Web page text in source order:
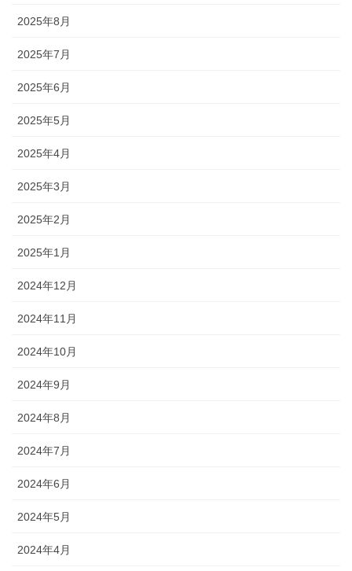
2025年8月
2025年7月
2025年6月
2025年5月
2025年4月
2025年3月
2025年2月
2025年1月
2024年12月
2024年11月
2024年10月
2024年9月
2024年8月
2024年7月
2024年6月
2024年5月
2024年4月